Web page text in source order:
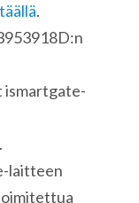
.
ismartgate-
laitteen